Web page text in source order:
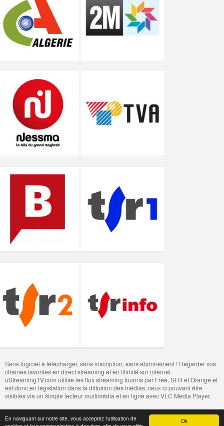
Ok
En naviguant sur notre site, vous acceptez l'utilisation de
Sans logiciel à télécharger, sans inscription, sans abonnement ! Regarder vos
chaines favorites en direct streaming et en illimité sur internet.
uStreamingTV.com utilise les flux streaming fournis par Free, SFR et Orange et
est donc en législation dans la diffusion des médias, ceux ci pouvant être
visibles via un simple lecteur multimédia et en ligne avec VLC Media Player.